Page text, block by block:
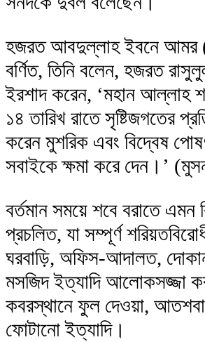
হজরত আবদুল্লাহ ইবনে আমর
বর্ণিত, তিনি বলেন, হজরত
ইরশাদ করেন, ‘মহান আল্লাহ
১৪ তারিখ রাতে সৃষ্টিজগতের
করেন মুশরিক এবং বিদ্বেষ
সবাইকে ক্ষমা করে দেন।’
বর্তমান সময়ে শবে বরাতে এমন
প্রচলিত, যা সম্পূর্ণ
ঘরবাড়ি, অফিস-আদালত,
মসজিদ ইত্যাদি আলোকসজ্জা
কবরস্থানে ফুল দেওয়া,
ফোটানো ইত্যাদি।